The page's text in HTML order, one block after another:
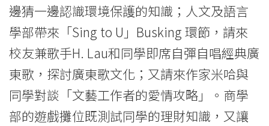
邊猜一邊認識環境保護的知識；人文及語言
學部帶來「Sing to U」Busking 環節，請來
校友兼歌手H. Lau和同學即席自彈自唱經典廣
東歌，探討廣東歌文化；又請來作家米哈與
同學對談「文藝工作者的愛情攻略」。商學
部的遊戲攤位既測試同學的理財知識，又讓